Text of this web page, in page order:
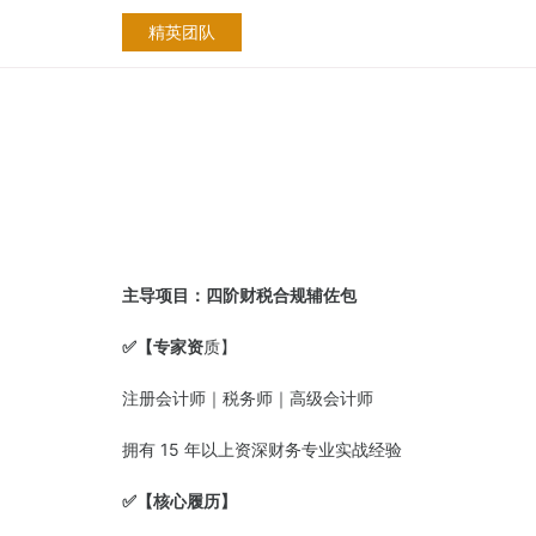
精英团队
主导项目：四阶财税合规辅佐包
✅ 【专家资质】
注册会计师｜税务师｜高级会计师
拥有 15 年以上资深财务专业实战经验
✅ 【核心履历】